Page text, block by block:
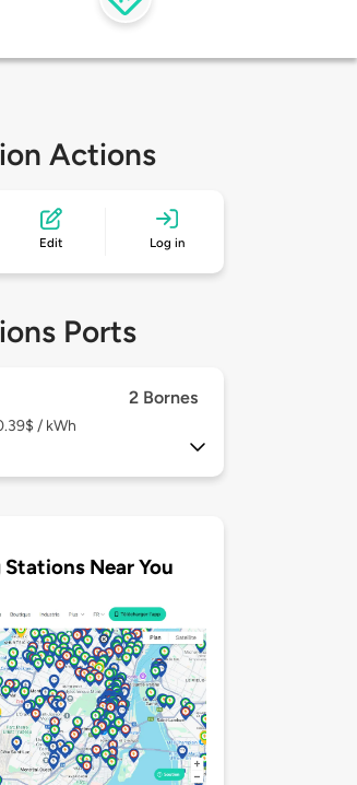
Actions
Edit Log in
Ports
2 Bornes
/ kWh
Near You